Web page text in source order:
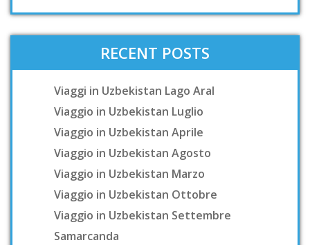
RECENT POSTS
Viaggi in Uzbekistan Lago Aral
Viaggio in Uzbekistan Luglio
Viaggio in Uzbekistan Aprile
Viaggio in Uzbekistan Agosto
Viaggio in Uzbekistan Marzo
Viaggio in Uzbekistan Ottobre
Viaggio in Uzbekistan Settembre
Samarcanda